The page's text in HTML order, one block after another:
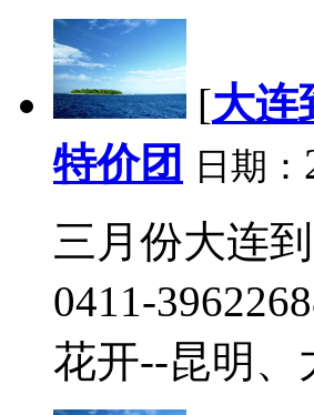
[大连
特价团
日期：
三月份大连
0411-
花开--昆明、